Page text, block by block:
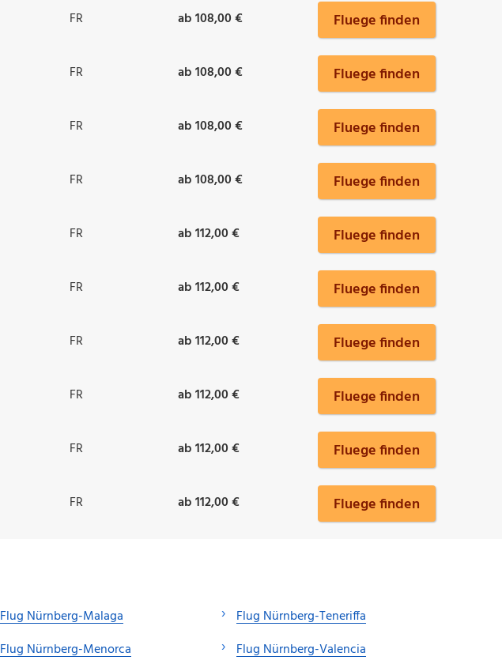
FR ab 108,00 € Fluege finden
FR ab 108,00 € Fluege finden
FR ab 108,00 € Fluege finden
FR ab 108,00 € Fluege finden
FR ab 112,00 € Fluege finden
FR ab 112,00 € Fluege finden
FR ab 112,00 € Fluege finden
FR ab 112,00 € Fluege finden
FR ab 112,00 € Fluege finden
FR ab 112,00 € Fluege finden
Flug Nürnberg-Malaga
Flug Nürnberg-Menorca
Flug Nürnberg-Teneriffa
Flug Nürnberg-Valencia